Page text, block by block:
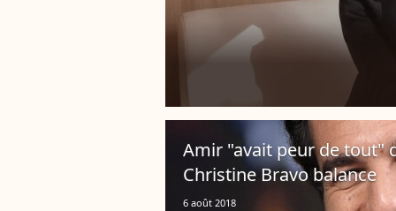
Amir "avait peur de tout"
Christine Bravo balance
6 août 2018